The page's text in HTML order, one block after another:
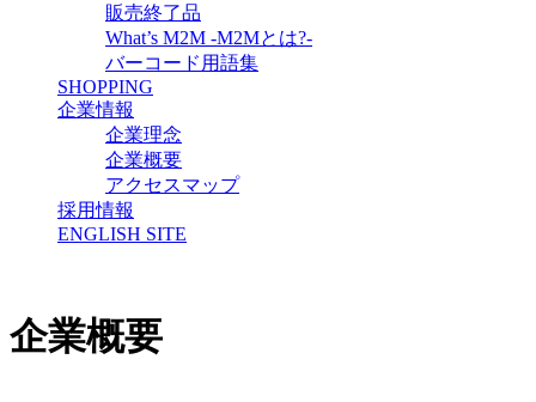
販売終了品
What’s M2M -M2Mとは?-
バーコード用語集
SHOPPING
企業情報
企業理念
企業概要
アクセスマップ
採用情報
ENGLISH SITE
企業概要